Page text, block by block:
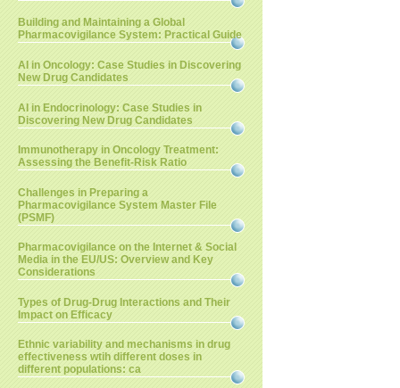
Building and Maintaining a Global
Pharmacovigilance System: Practical Guide
AI in Oncology: Case Studies in Discovering
New Drug Candidates
AI in Endocrinology: Case Studies in
Discovering New Drug Candidates
Immunotherapy in Oncology Treatment:
Assessing the Benefit-Risk Ratio
Challenges in Preparing a
Pharmacovigilance System Master File
(PSMF)
Pharmacovigilance on the Internet & Social
Media in the EU/US: Overview and Key
Considerations
Types of Drug-Drug Interactions and Their
Impact on Efficacy
Ethnic variability and mechanisms in drug
effectiveness wtih different doses in
different populations: ca